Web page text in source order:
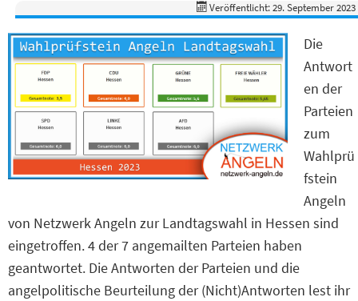
Veröffentlicht: 29. September 2023
Die
Antwort
en der
Parteien
zum
Wahlprü
fstein
Angeln
von Netzwerk Angeln zur Landtagswahl in Hessen sind
eingetroffen. 4 der 7 angemailten Parteien haben
geantwortet. Die Antworten der Parteien und die
angelpolitische Beurteilung der (Nicht)Antworten lest ihr